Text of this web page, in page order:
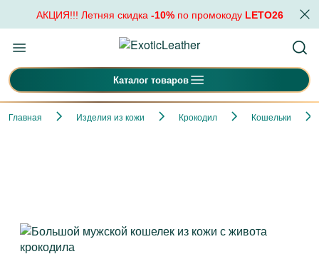
АКЦИЯ!!! Летняя скидка -10%по промокоду LETO26
Каталог товаров
Главная Изделия из кожи Крокодил Кошельки